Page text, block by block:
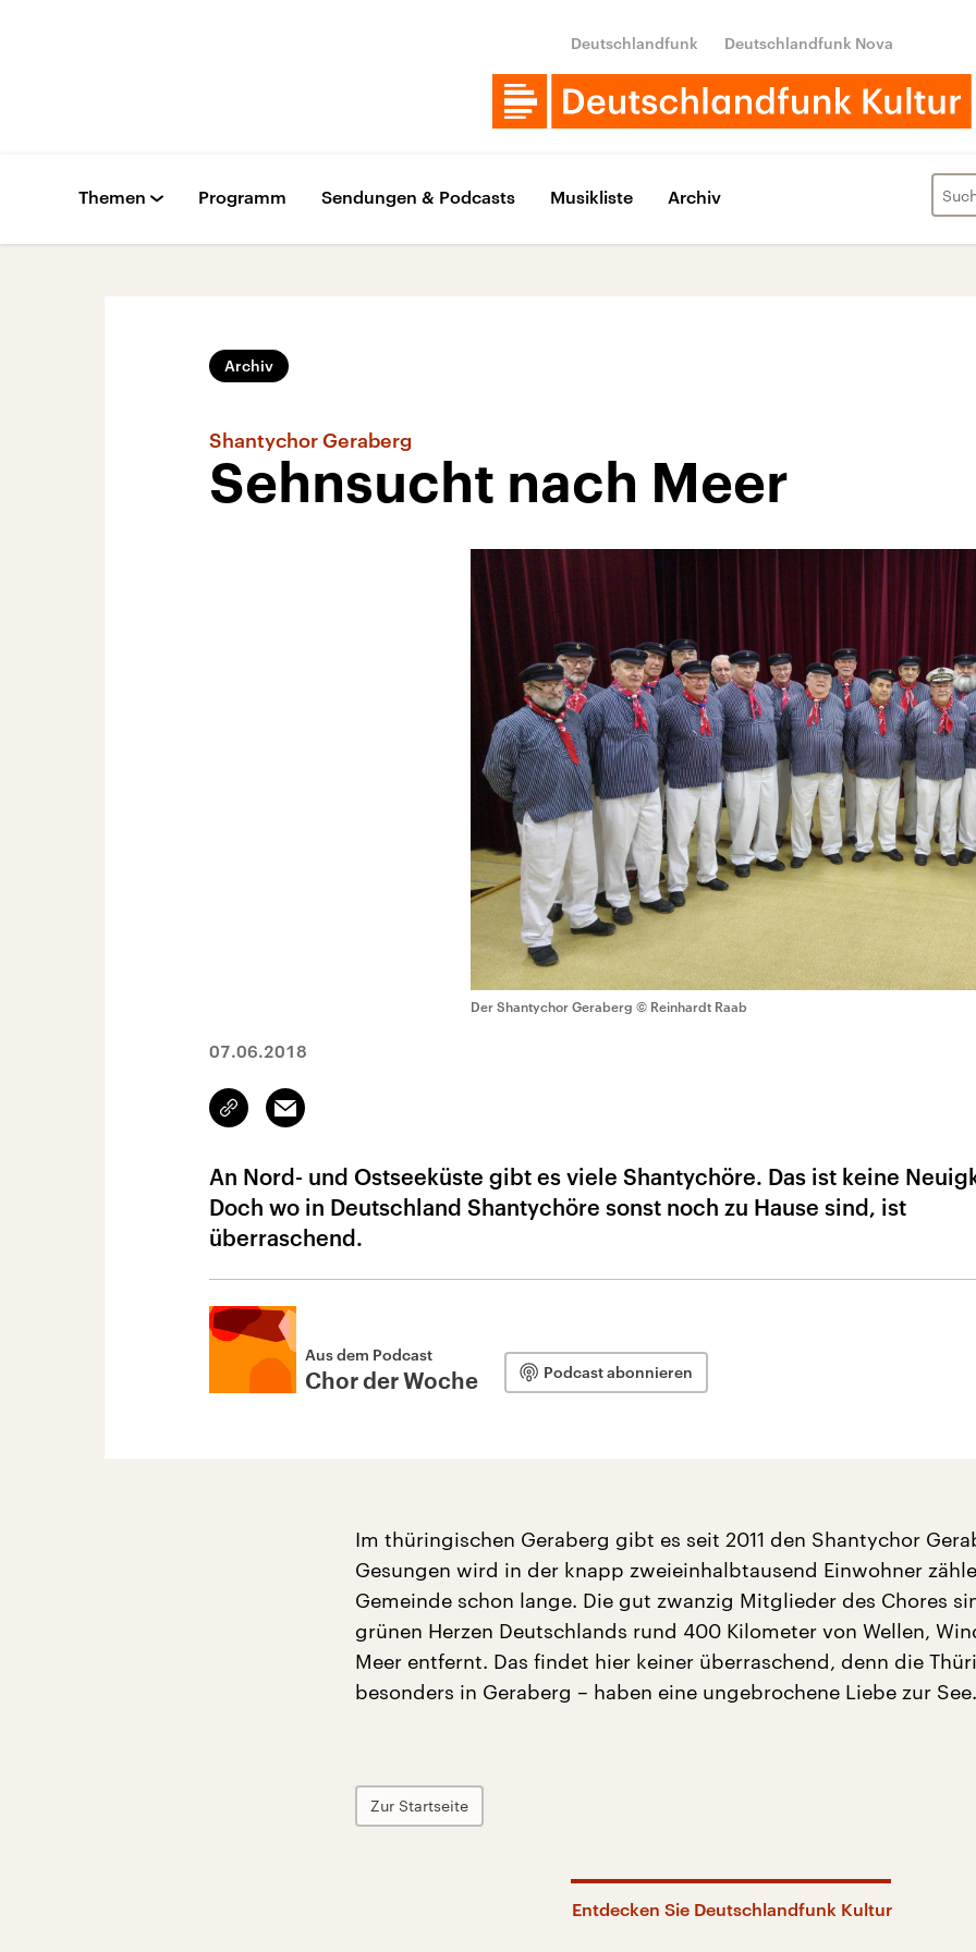
Deutschlandfunk Deutschlandfunk Nova
Themen Programm Sendungen & Podcasts Musikliste Archiv
Archiv
Shantychor Geraberg
Sehnsucht nach Meer
Der Shantychor Geraberg © Reinhardt Raab
07.06.2018
Link
kopieren/teilen
Email
An Nord- und Ostseeküste gibt es viele Shantychöre. Das ist keine
Doch wo in Deutschland Shantychöre sonst noch zu Hause sind, ist
überraschend.
Aus dem Podcast
Chor der Woche Podcast abonnieren
Im thüringischen Geraberg gibt es seit 2011 den Shantychor
Gesungen wird in der knapp zweieinhalbtausend Einwohner
Gemeinde schon lange. Die gut zwanzig Mitglieder des Chores
grünen Herzen Deutschlands rund 400 Kilometer von Wellen,
Meer entfernt. Das findet hier keiner überraschend, denn die
besonders in Geraberg – haben eine ungebrochene Liebe zur See.
Zur Startseite
Entdecken Sie Deutschlandfunk Kultur